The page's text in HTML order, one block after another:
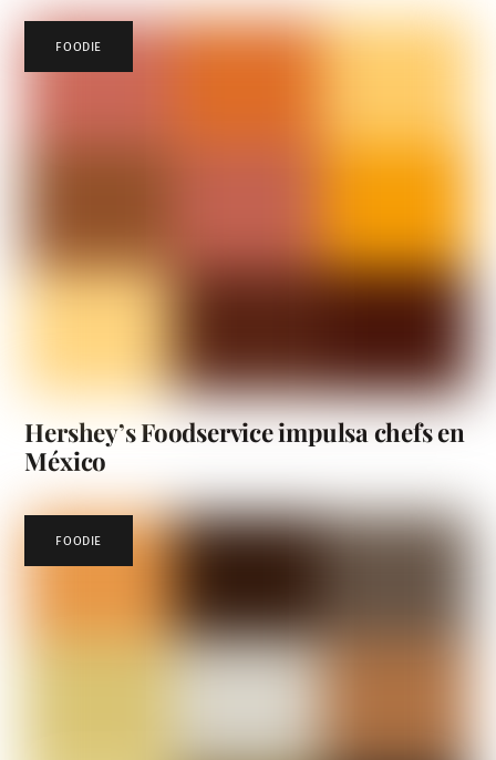
FOODIE
Hershey’s Foodservice impulsa chefs en
México
FOODIE